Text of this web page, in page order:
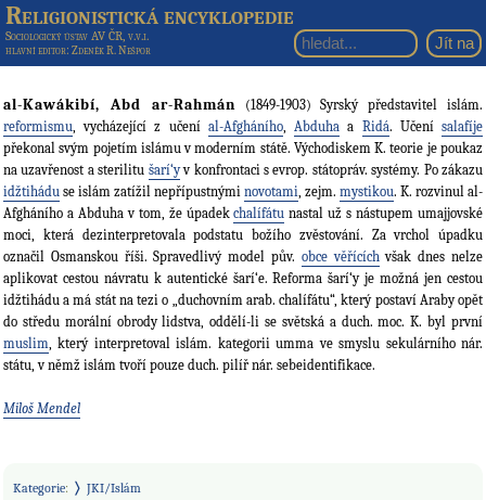
Religionistická encyklopedie
Sociologický ústav AV ČR, v.v.i.
hlavní editor: Zdeněk R. Nešpor
al-Kawákibí, Abd ar-Rahmán(1849-1903) Syrský představitel islám.
reformismu, vycházející z učení al-Afgháního,Abduha a Ridá. Učenísalafíje
překonal svým pojetím islámu v moderním státě. Východiskem K. teorie je poukaz
na uzavřenost a sterilitu šarí‘yv konfrontaci s evrop. státopráv. systémy. Po zákazu
idžtihádu se islám zatížil nepřípustnými novotami, zejm. mystikou. K. rozvinul al-
Afgháního a Abduha v tom, že úpadekchalífátu nastal už s nástupem umajjovské
moci, která dezinterpretovala podstatu božího zvěstování. Za vrchol úpadku
označil Osmanskou říši. Spravedlivý model pův. obce věřícíchvšak dnes nelze
aplikovat cestou návratu k autentické šarí‘e. Reforma šarí‘y je možná jen cestou
idžtihádu a má stát na tezi o „duchovním arab. chalífátu“, který postaví Araby opět
do středu morální obrody lidstva, oddělí-li se světská a duch. moc. K. byl první
muslim, který interpretoval islám. kategorii umma ve smyslu sekulárního nár.
státu, v němž islám tvoří pouze duch. pilíř nár. sebeidentifikace.
Miloš Mendel
Kategorie: JKI/Islám